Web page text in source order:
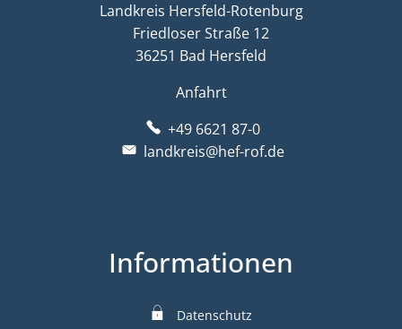
Landkreis Hersfeld-Rotenburg
Friedloser Straße 12
36251 Bad Hersfeld
Anfahrt
+49 6621 87-0
landkreis@hef-rof.de
Informationen
Datenschutz